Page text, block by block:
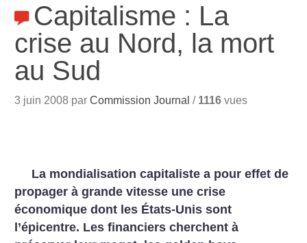
Capitalisme : La
crise au Nord, la mort
au Sud
3 juin 2008 parCommission Journal / 1116 vues
La mondialisation capitaliste a pour effet de
propager à grande vitesse une crise
économique dont les États-Unis sont
l’épicentre. Les financiers cherchent à